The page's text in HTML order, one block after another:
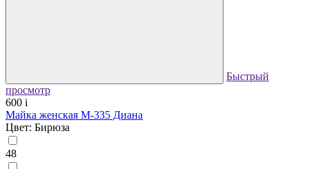
Быстрый
просмотр
600 i
Майка женская М-335 Диана
Цвет: Бирюза
48